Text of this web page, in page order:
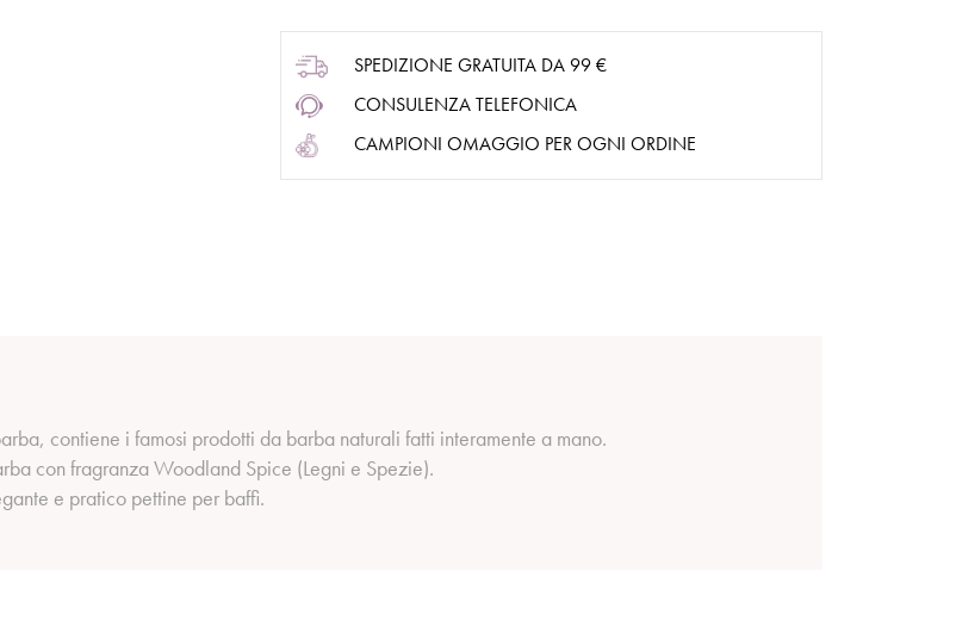
SPEDIZIONE GRATUITA DA 99 €
CONSULENZA TELEFONICA
CAMPIONI OMAGGIO PER OGNI ORDINE
contiene i famosi prodotti da barba naturali fatti interamente a mano.
con fragranza Woodland Spice (Legni e Spezie).
e pratico pettine per baffi.